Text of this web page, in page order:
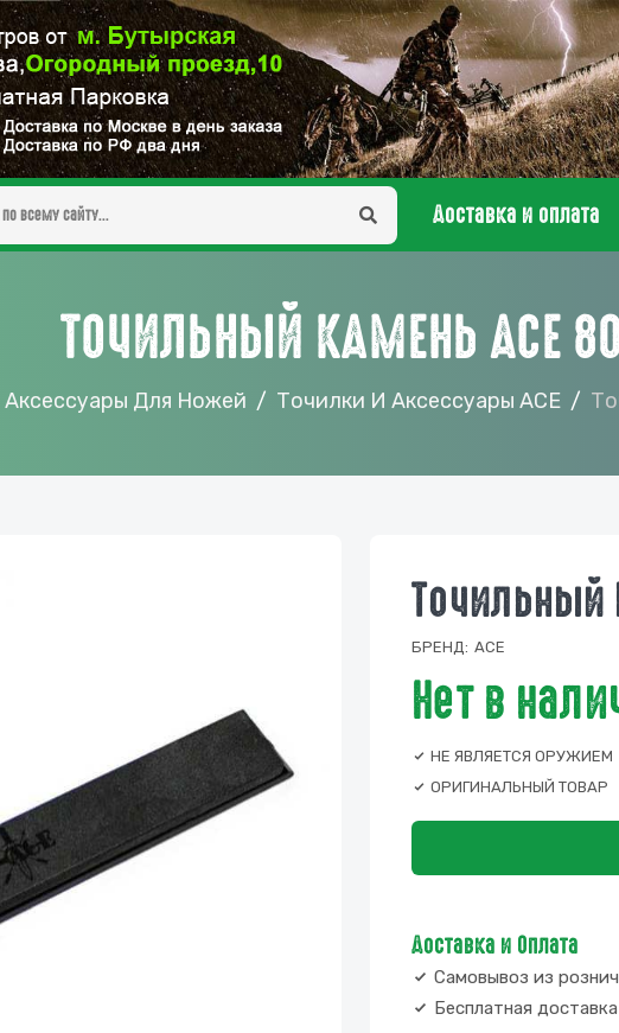
Доставка и оплата
ТОЧИЛЬНЫЙ КАМЕНЬ ACE
Для Ножей Точилки И Аксессуары ACE
Точильный
БРЕНД: ACE
Нет в
НЕ ЯВЛЯЕТСЯ ОРУЖИЕМ
ОРИГИНАЛЬНЫЙ ТОВАР
Доставка и Оплата
Самовывоз из
Бесплатная